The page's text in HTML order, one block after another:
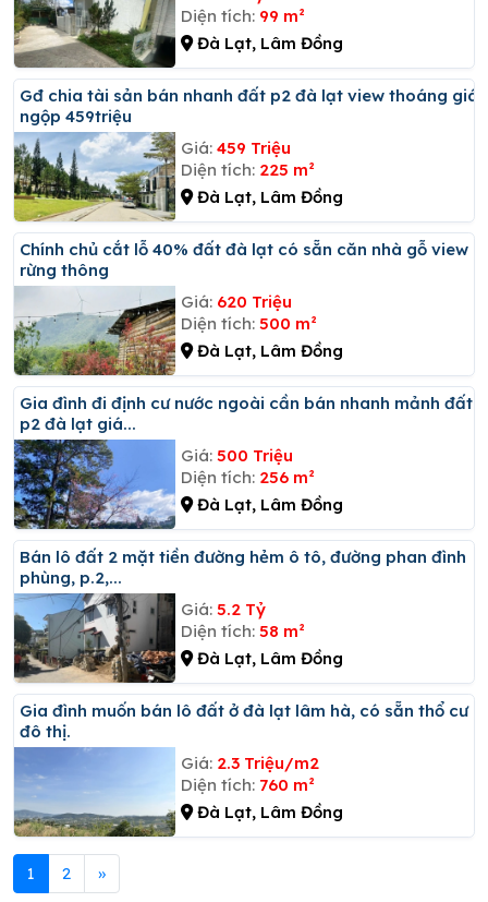
Diện tích: 99 m²
Đà Lạt, Lâm Đồng
Gđ chia tài sản bán nhanh đất p2 đà lạt view thoáng giá
ngộp 459triệu
Giá: 459 Triệu
Diện tích: 225 m²
Đà Lạt, Lâm Đồng
Chính chủ cắt lỗ 40% đất đà lạt có sẵn căn nhà gỗ view
rừng thông
Giá: 620 Triệu
Diện tích: 500 m²
Đà Lạt, Lâm Đồng
Gia đình đi định cư nước ngoài cần bán nhanh mảnh đất
p2 đà lạt giá...
Giá: 500 Triệu
Diện tích: 256 m²
Đà Lạt, Lâm Đồng
Bán lô đất 2 mặt tiền đường hẻm ô tô, đường phan đình
phùng, p.2,...
Giá: 5.2 Tỷ
Diện tích: 58 m²
Đà Lạt, Lâm Đồng
Gia đình muốn bán lô đất ở đà lạt lâm hà, có sẵn thổ cư
đô thị.
Giá: 2.3 Triệu/m2
Diện tích: 760 m²
Đà Lạt, Lâm Đồng
1 2 »